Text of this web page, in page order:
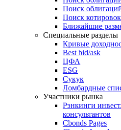
Поиск
Поиск
Ближайшие
Специальные разделы
Кривые
Best bid/ask
ЦФА
ESG
Сукук
Ломбардные
Участники рынка
Рэнкинги
консультантов
Cbonds Pages